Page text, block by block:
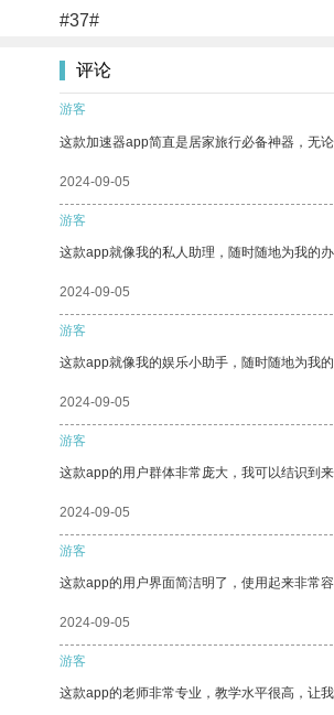
#37#
评论
游客
这款加速器app简直是居家旅行必备神器，无
2024-09-05
游客
这款app就像我的私人助理，随时随地为我的办
2024-09-05
游客
这款app就像我的娱乐小助手，随时随地为我的
2024-09-05
游客
这款app的用户群体非常庞大，我可以结识到来
2024-09-05
游客
这款app的用户界面简洁明了，使用起来非常
2024-09-05
游客
这款app的老师非常专业，教学水平很高，让我